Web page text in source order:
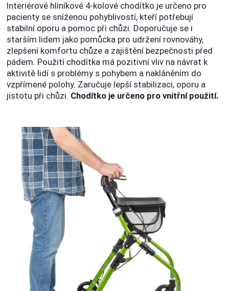
Interiérové ​​hliníkové 4-kolové chodítko je určeno pro
pacienty se sníženou pohyblivostí, kteří potřebují
stabilní oporu a pomoc při chůzi. Doporučuje se i
starším lidem jako pomůcka pro udržení rovnováhy,
zlepšení komfortu chůze a zajištění bezpečnosti před
pádem. Použití chodítka má pozitivní vliv na návrat k
aktivitě lidí s problémy s pohybem a nakláněním do
vzpřímené polohy. Zaručuje lepší stabilizaci, oporu a
jistotu při chůzi. Chodítko je určeno pro vnitřní použití.